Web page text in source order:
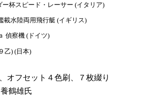
杯スピード・レーサー (イタリア)
載水陸両用飛行艇 (イギリス)
偵察機 (ドイツ)
乙) (日本)
ット４色刷、７枚綴り
雄氏